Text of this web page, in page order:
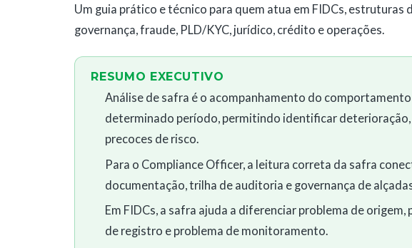
Um guia prático e técnico para quem atua em FIDCs, estruturas
governança, fraude, PLD/KYC, jurídico, crédito e operações.
RESUMO EXECUTIVO
Análise de safra é o acompanhamento do
determinado período, permitindo identificar
precoces de risco.
Para o Compliance Officer, a leitura correta da safra
documentação, trilha de auditoria e governança de
Em FIDCs, a safra ajuda a diferenciar problema de
de registro e problema de monitoramento.